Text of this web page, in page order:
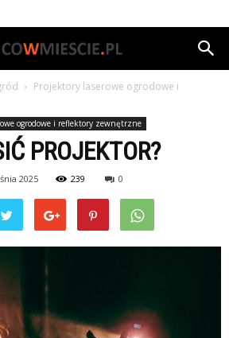
Projektory laserowe ogrodowe i
ogrodowe i reflektory zewnętrzne
PROJEKTOR?
2025 239 0